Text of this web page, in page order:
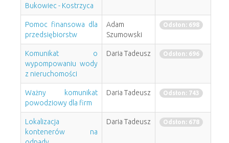
Bukowiec - Kostrzyca
Pomoc finansowa dla
przedsiębiorstw
Adam
Szumowski
Odsłon: 698
Komunikat o
wypompowaniu wody
z nieruchomości
Daria Tadeusz Odsłon: 696
Ważny komunikat
powodziowy dla firm
Daria Tadeusz Odsłon: 743
Lokalizacja
kontenerów na
Daria Tadeusz Odsłon: 678